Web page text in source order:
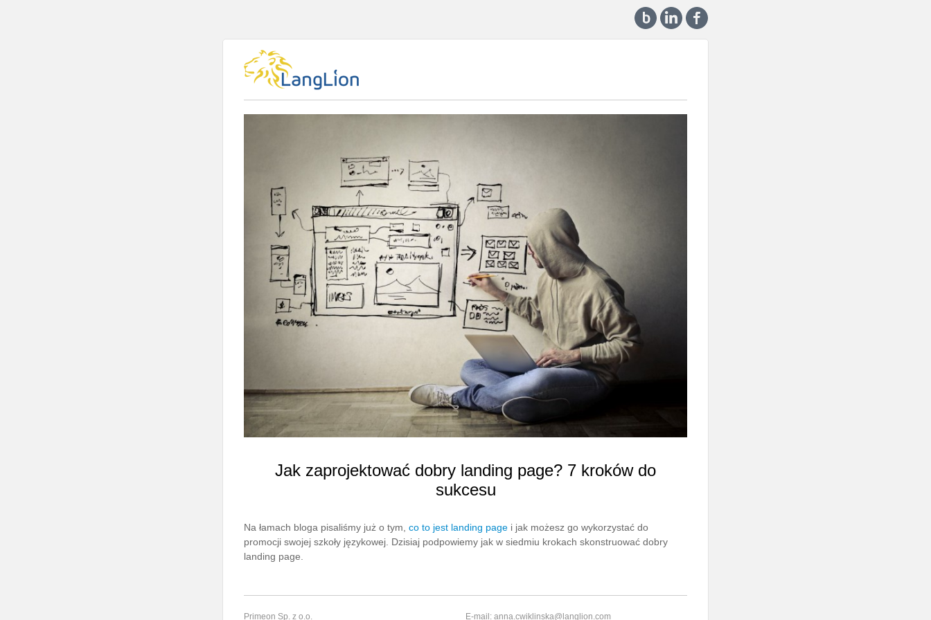
Jak zaprojektować dobry landing page? 7 kroków do
sukcesu
Na łamach bloga pisaliśmy już o tym, co to jest landing page i jak możesz go wykorzystać do
promocji swojej szkoły językowej. Dzisiaj podpowiemy jak w siedmiu krokach skonstruować dobry
landing page.
Primeon Sp. z o.o. E-mail: anna.cwiklinska@langlion.com